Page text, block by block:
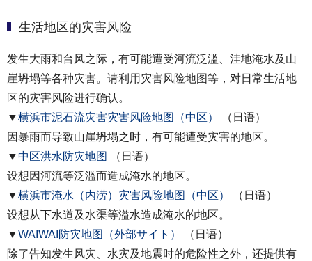
生活地区的灾害风险
发生大雨和台风之际，有可能遭受河流泛滥、洼地淹水及山
崖坍塌等各种灾害。请利用灾害风险地图等，对日常生活地
区的灾害风险进行确认。
▼横浜市泥石流灾害灾害风险地图（中区）
（日语）
因暴雨而导致山崖坍塌之时，有可能遭受灾害的地区。
▼中区洪水防灾地图
（日语）
设想因河流等泛滥而造成淹水的地区。
▼横浜市淹水（内涝）灾害风险地图（中区）
（日语）
设想从下水道及水渠等溢水造成淹水的地区。
▼WAIWAI防灾地图（外部サイト）
（日语）
除了告知发生风灾、水灾及地震时的危险性之外，还提供有